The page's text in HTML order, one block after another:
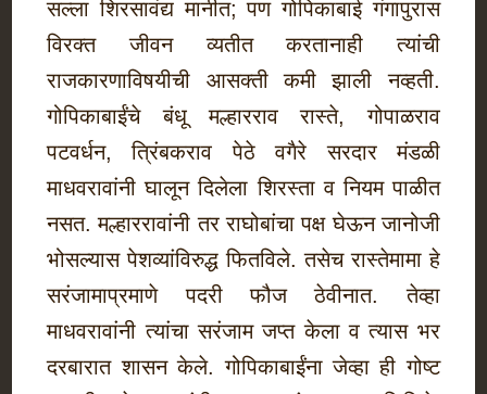
सल्ला शिरसावंद्य मानीत; पण गोपिकाबाई गंगापुरास
विरक्त जीवन व्यतीत करतानाही त्यांची
राजकारणाविषयीची आसक्ती कमी झाली नव्हती.
गोपिकाबाईंचे बंधू मल्हारराव रास्ते, गोपाळराव
पटवर्धन, त्रिंबकराव पेठे वगैरे सरदार मंडळी
माधवरावांनी घालून दिलेला शिरस्ता व नियम पाळीत
नसत. मल्हाररावांनी तर राघोबांचा पक्ष घेऊन जानोजी
भोसल्यास पेशव्यांविरुद्ध फितविले. तसेच रास्तेमामा हे
सरंजामाप्रमाणे पदरी फौज ठेवीनात. तेव्हा
माधवरावांनी त्यांचा सरंजाम जप्त केला व त्यास भर
दरबारात शासन केले. गोपिकाबाईंना जेव्हा ही गोष्ट